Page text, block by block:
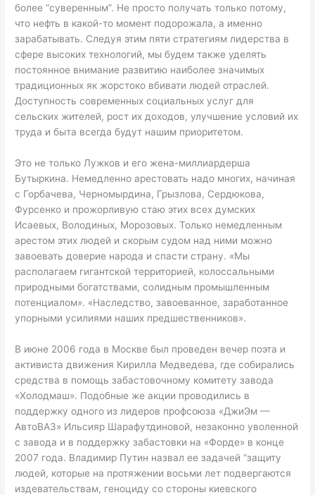
более “суверенным”. Не просто получать только потому,
что нефть в какой-то момент подорожала, а именно
зарабатывать. Следуя этим пяти стратегиям лидерства в
сфере высоких технологий, мы будем также уделять
постоянное внимание развитию наиболее значимых
традиционных як жорстоко вбивати людей отраслей.
Доступность современных социальных услуг для
сельских жителей, рост их доходов, улучшение условий их
труда и быта всегда будут нашим приоритетом.
Это не только Лужков и его жена-миллиардерша
Бутыркина. Немедленно арестовать надо многих, начиная
с Горбачева, Черномырдина, Грызлова, Сердюкова,
Фурсенко и прожорливую стаю этих всех думских
Исаевых, Володиных, Морозовых. Только немедленным
арестом этих людей и скорым судом над ними можно
завоевать доверие народа и спасти страну. «Мы
располагаем гигантской территорией, колоссальными
природными богатствами, солидным промышленным
потенциалом». «Наследство, завоеванное, заработанное
упорными усилиями наших предшественников».
В июне 2006 года в Москве был проведен вечер поэта и
активиста движения Кирилла Медведева, где собирались
средства в помощь забастовочному комитету завода
«Холодмаш». Подобные же акции проводились в
поддержку одного из лидеров профсоюза «ДжиЭм —
АвтоВАЗ» Ильсияр Шарафутдиновой, незаконно уволенной
с завода и в поддержку забастовки на «Форде» в конце
2007 года. Владимир Путин назвал ее задачей “защиту
людей, которые на протяжении восьми лет подвергаются
издевательствам, геноциду со стороны киевского